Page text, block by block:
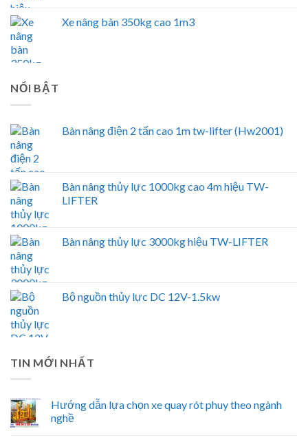
Xe nâng bàn 350kg cao 1m3
NỔI BẬT
Bàn nâng điện 2 tấn cao 1m tw-lifter (Hw2001)
Bàn nâng thủy lực 1000kg cao 4m hiệu TW-
LIFTER
Bàn nâng thủy lực 3000kg hiệu TW-LIFTER
Bộ nguồn thủy lực DC 12V-1.5kw
TIN MỚI NHẤT
Hướng dẫn lựa chọn xe quay rót phuy theo ngành
nghề